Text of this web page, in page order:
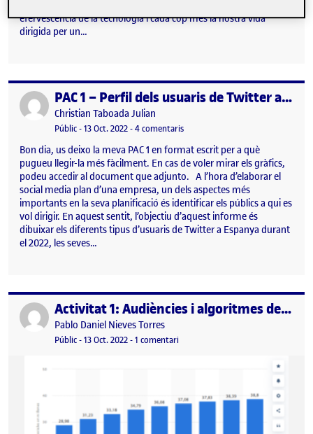
efervescència de la tecnologia i cada cop més la nostra vida
dirigida per un…
Publicat per PAC 1 – Perfil dels usuaris de Twitter a Espanya
Publicat per
Christian Taboada Julian
Visibilitat:
Públic-Data de publicació
13 Oct. 202218 octubre, 2022 10:09 pm
-4 comentarisa PAC 1 – Perfil dels usuaris de
Bon dia, us deixo la meva PAC 1 en format escrit per a què
pugueu llegir-la més fàcilment. En cas de voler mirar els gràfics,
podeu accedir al document que adjunto. A l’hora d’elaborar el
social media plan d’una empresa, un dels aspectes més
importants en la seva planificació és identificar els públics a qui es
vol dirigir. En aquest sentit, l’objectiu d’aquest informe és
dibuixar els diferents tipus d’usuaris de Twitter a Espanya durant
el 2022, les seves…
Publicat per Activitat 1: Audiències i algoritmes dels social media
Publicat per
Pablo Daniel Nieves Torres
Visibilitat:
Públic-Data de publicació
13 Oct. 202213 octubre, 2022 12:33 pm
-1 comentaria Activitat 1: Audiències i